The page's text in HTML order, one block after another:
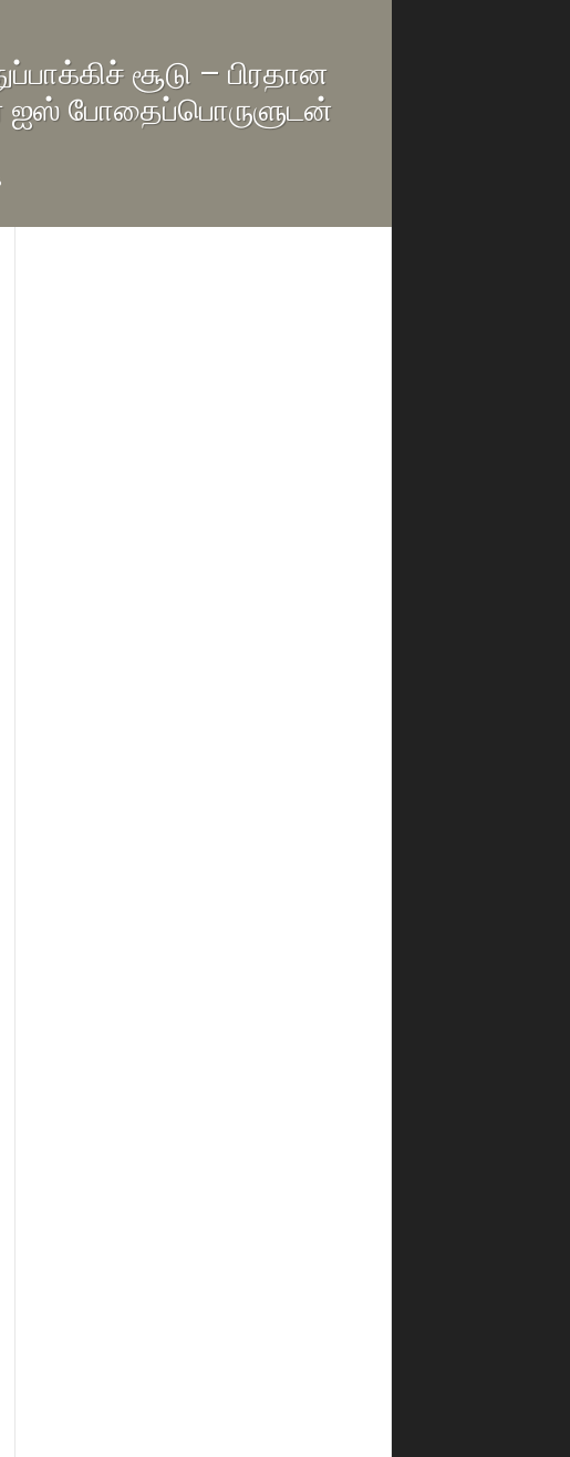
சூடு – பிரதான
ஐஸ் போதைப்பொருளுடன்